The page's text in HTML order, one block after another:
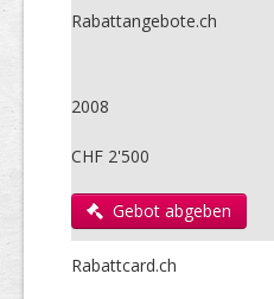
Rabattangebote.ch
2008
CHF 2'500
Gebot abgeben
Rabattcard.ch